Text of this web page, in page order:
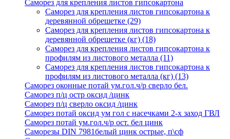
Саморез для крепления листов гипсокартона
Саморез для крепления листов гипсокартона к
деревянной обрешетке (29)
Саморез для крепления листов гипсокартона к
деревянной обрешетке (кг) (18)
Саморез для крепления листов гипсокартона к
профилям из листового металла (11)
Саморез для крепления листов гипсокартона к
профилям из листового металла (кг) (13)
Саморез оконные потай ум.гол.ч/р сверло бел.
Саморез п/ц остр оксид /цинк
Саморез п/ц сверло оксид /цинк
Саморез потай оксид ум гол с насечками 2-х заход ГВЛ
Саморез потай ум.гол.ч/р ост. бел цинк
Саморезы DIN 7981белый цинк острые, п\сф